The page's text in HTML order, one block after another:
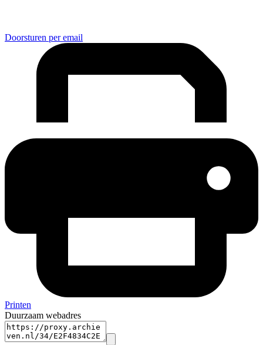
Doorsturen per email
Printen
Duurzaam webadres